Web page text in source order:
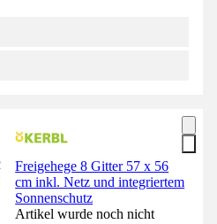
Freigehege 8 Gitter 57 x 56
cm inkl. Netz und integriertem
Sonnenschutz
Artikel wurde noch nicht